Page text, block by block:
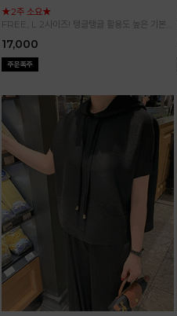
★2주 소요★
FREE, L 2사이즈! 탱글탱글 활용도 높은 기본
17,000